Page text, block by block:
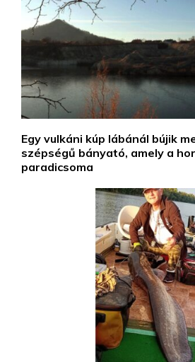
Egy vulkáni kúp lábánál bújik
szépségű bányató, amely a
paradicsoma